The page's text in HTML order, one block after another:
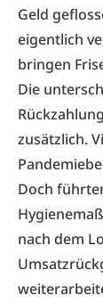
Geld
eigentlich
bringen
Die
zusätzlich.
Doch
nach dem